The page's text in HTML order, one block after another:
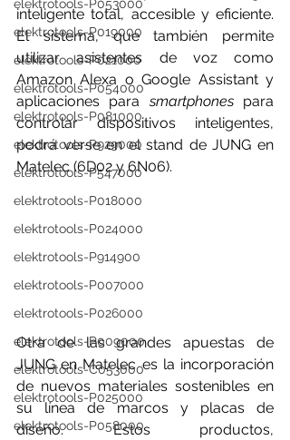
elektrotools-P053000
elektrotools-P019000
elektrotools-P021000
elektrotools-P054000
elektrotools-P081000
elektrotools-P929000
elektrotools-P547000
elektrotools-P018000
elektrotools-P024000
elektrotools-P914900
elektrotools-P007000
elektrotools-P026000
elektrotools-P009000
elektrotools-C053000
elektrotools-P025000
elektrotools-P058000
inteligente total, accesible y eficiente.
El sistema, que también permite
Amazon Alexa o Google Assistant y
aplicaciones para smartphones para
controlar dispositivos inteligentes,
podrá verse en el stand de JUNG en
Matelec (6D02 y 6N06).
Otra de las grandes apuestas de
JUNG en Matelec es la incorporación
de nuevos materiales sostenibles en
su línea de marcos y placas de
diseño. Estos productos,